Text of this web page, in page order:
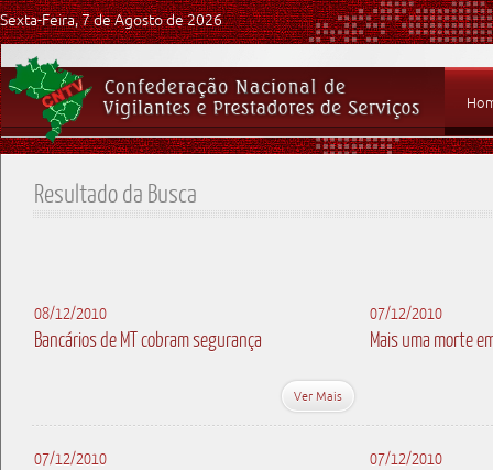
Sexta-Feira, 7 de Agosto de 2026
Resultado da Busca
08/12/2010
Bancários de MT cobram segurança
Ver Mais
07/12/2010
Mais uma morte
07/12/2010 07/12/2010